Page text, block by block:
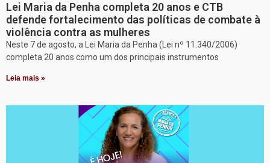
Lei Maria da Penha completa 20 anos e CTB
defende fortalecimento das políticas de combate à
violência contra as mulheres
Neste 7 de agosto, a Lei Maria da Penha (Lei nº 11.340/2006)
completa 20 anos como um dos principais instrumentos
Leia mais »